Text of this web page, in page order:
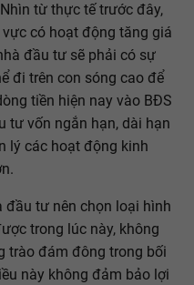
từ thực tế trước đây,
có hoạt động tăng giá
đầu tư sẽ phải có sự
đi trên con sóng cao để
tiền hiện nay vào BĐS
tư vốn ngắn hạn, dài hạn
lý các hoạt động kinh
đầu tư nên chọn loại hình
trong lúc này, không
trào đám đông trong bối
này không đảm bảo lợi